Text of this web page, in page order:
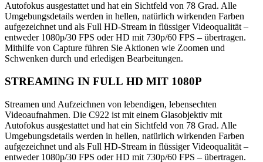
Autofokus ausgestattet und hat ein Sichtfeld von 78 Grad. Alle
Umgebungsdetails werden in hellen, natürlich wirkenden Farben
aufgezeichnet und als Full HD-Stream in flüssiger Videoqualität –
entweder 1080p/30 FPS oder HD mit 730p/60 FPS – übertragen.
Mithilfe von Capture führen Sie Aktionen wie Zoomen und
Schwenken durch und erledigen Bearbeitungen.
STREAMING IN FULL HD MIT 1080P
Streamen und Aufzeichnen von lebendigen, lebensechten
Videoaufnahmen. Die C922 ist mit einem Glasobjektiv mit
Autofokus ausgestattet und hat ein Sichtfeld von 78 Grad. Alle
Umgebungsdetails werden in hellen, natürlich wirkenden Farben
aufgezeichnet und als Full HD-Stream in flüssiger Videoqualität –
entweder 1080p/30 FPS oder HD mit 730p/60 FPS – übertragen.